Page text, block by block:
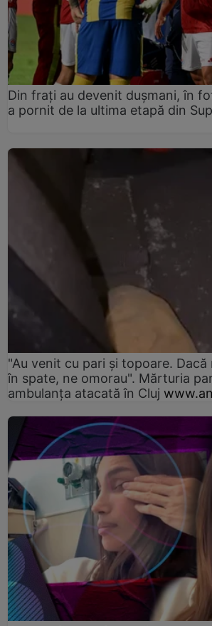
Din frați au devenit dușmani, în
a pornit de la ultima etapă din
"Au venit cu pari și topoare.
în spate, ne omorau". Mărturia
ambulanţa atacată în Cluj